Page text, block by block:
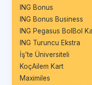
ING Bonus
ING Bonus Business
ING Pegasus BolBol
ING Turuncu Ekstra
İş’te Üniversiteli
KoçAilem Kart
Maximiles